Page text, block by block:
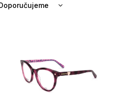
Abecedně